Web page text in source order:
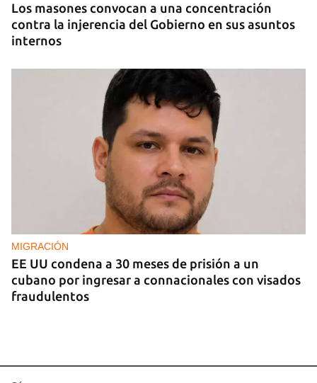
Los masones convocan a una concentración
contra la injerencia del Gobierno en sus asuntos
internos
MIGRACIÓN
EE UU condena a 30 meses de prisión a un
cubano por ingresar a connacionales con visados
fraudulentos